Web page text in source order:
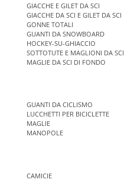
GIACCHE E GILET DA SCI
GIACCHE DA SCI E GILET DA SCI
GONNE TOTALI
GUANTI DA SNOWBOARD
HOCKEY-SU-GHIACCIO
SOTTOTUTE E MAGLIONI DA SCI
MAGLIE DA SCI DI FONDO
GUANTI DA CICLISMO
LUCCHETTI PER BICICLETTE
MAGLIE
MANOPOLE
CAMICIE